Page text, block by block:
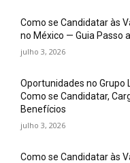
Como se Candidatar às
no México — Guia Passo
julho 3, 2026
Oportunidades no Grupo
Como se Candidatar,
Benefícios
julho 3, 2026
Como se Candidatar às